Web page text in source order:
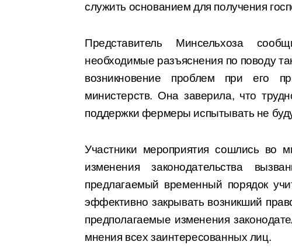
служить основанием для получения
Представитель Минсельхоза
необходимые разъяснения по поводу
возникновение проблем при его
министерств. Она заверила, что
поддержки фермеры испытывать не
Участники мероприятия сошлись
изменения законодательства
предлагаемый временный порядок
эффективно закрывать возникший
предполагаемые изменения
мнения всех заинтересованных лиц.